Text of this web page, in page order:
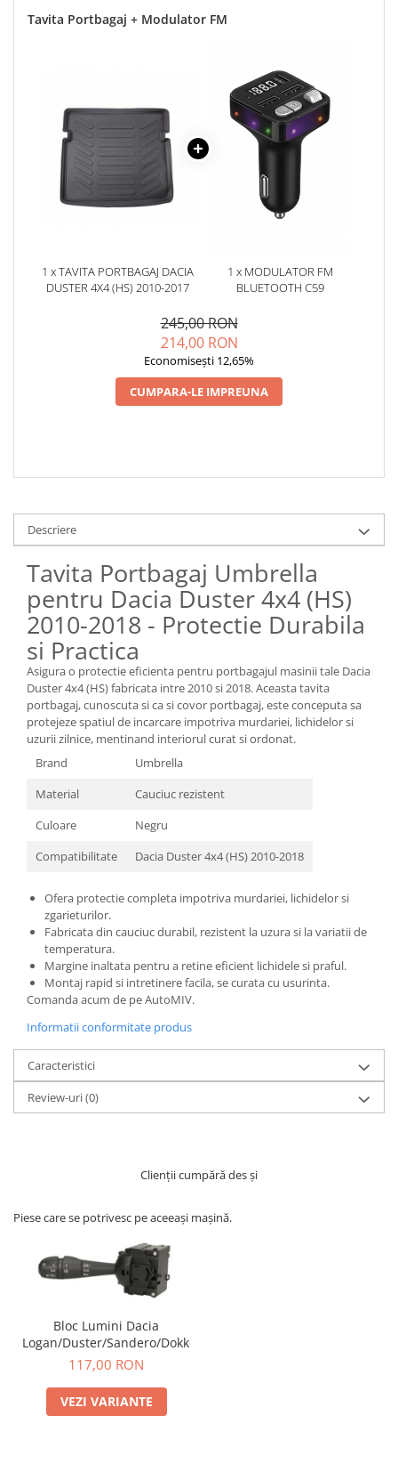
Tavita Portbagaj + Modulator FM
1 x TAVITA PORTBAGAJ DACIA
DUSTER 4X4 (HS) 2010-2017
1 x MODULATOR FM
BLUETOOTH C59
245,00 RON
214,00 RON
Economisești 12,65%
CUMPARA-LE IMPREUNA
Descriere
Tavita Portbagaj Umbrella
pentru Dacia Duster 4x4 (HS)
2010-2018 - Protectie Durabila
si Practica
Asigura o protectie eficienta pentru portbagajul masinii tale Dacia
Duster 4x4 (HS) fabricata intre 2010 si 2018. Aceasta tavita
portbagaj, cunoscuta si ca si covor portbagaj, este conceputa sa
protejeze spatiul de incarcare impotriva murdariei, lichidelor si
uzurii zilnice, mentinand interiorul curat si ordonat.
Brand
Umbrella
Material
Cauciuc rezistent
Culoare
Negru
Compatibilitate
Dacia Duster 4x4 (HS) 2010-2018
Ofera protectie completa impotriva murdariei, lichidelor si
zgarieturilor.
Fabricata din cauciuc durabil, rezistent la uzura si la variatii de
temperatura.
Margine inaltata pentru a retine eficient lichidele si praful.
Montaj rapid si intretinere facila, se curata cu usurinta.
Comanda acum de pe AutoMIV.
Informatii conformitate produs
Caracteristici
Review-uri(0)
Clienții cumpără des și
Piese care se potrivesc pe aceeași mașină.
Bloc Lumini Dacia
Logan/Duster/Sandero/Dokker
117,00 RON
VEZI VARIANTE